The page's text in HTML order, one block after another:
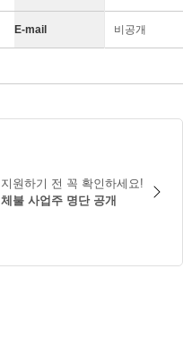
E-mail 비공개
지원하기 전 꼭 확인하세요!
체불 사업주 명단 공개